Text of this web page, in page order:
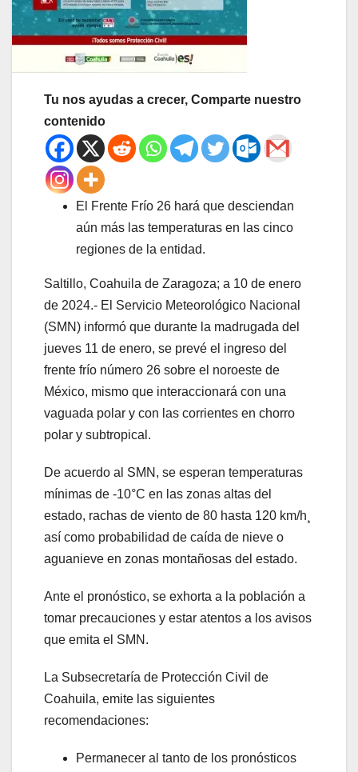
Tu nos ayudas a crecer, Comparte nuestro
contenido
El Frente Frío 26 hará que desciendan
aún más las temperaturas en las cinco
regiones de la entidad.
Saltillo, Coahuila de Zaragoza; a 10 de enero
de 2024.- El Servicio Meteorológico Nacional
(SMN) informó que durante la madrugada del
jueves 11 de enero, se prevé el ingreso del
frente frío número 26 sobre el noroeste de
México, mismo que interaccionará con una
vaguada polar y con las corrientes en chorro
polar y subtropical.
De acuerdo al SMN, se esperan temperaturas
mínimas de -10°C en las zonas altas del
estado, rachas de viento de 80 hasta 120 km/h¸
así como probabilidad de caída de nieve o
aguanieve en zonas montañosas del estado.
Ante el pronóstico, se exhorta a la población a
tomar precauciones y estar atentos a los avisos
que emita el SMN.
La Subsecretaría de Protección Civil de
Coahuila, emite las siguientes
recomendaciones:
Permanecer al tanto de los pronósticos